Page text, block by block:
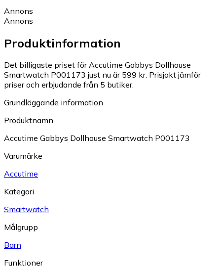
Annons
Annons
Produktinformation
Det billigaste priset för Accutime Gabbys Dollhouse
Smartwatch P001173 just nu är 599 kr. Prisjakt jämför
priser och erbjudande från 5 butiker.
Grundläggande information
Produktnamn
Accutime Gabbys Dollhouse Smartwatch P001173
Varumärke
Accutime
Kategori
Smartwatch
Målgrupp
Barn
Funktioner